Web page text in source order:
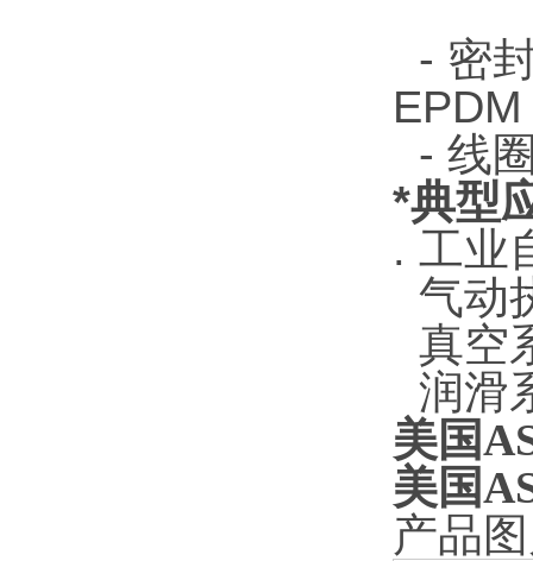
- 密
- 线
*典型
. 工业
气动
真空
润滑
美国
美国
产品